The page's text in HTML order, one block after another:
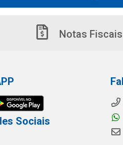
Notas Fiscais
Sociais